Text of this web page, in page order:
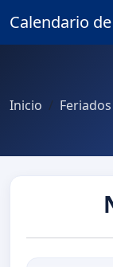
Calendario
Inicio